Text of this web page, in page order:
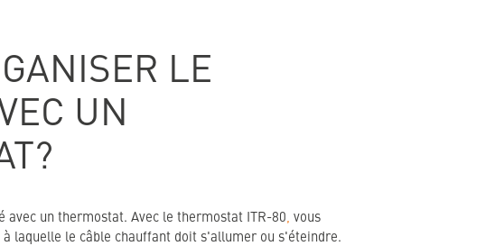
LE
UN
avec un thermostat. Avec le thermostat ITR-80, vous
laquelle le câble chauffant doit s'allumer ou s'éteindre.